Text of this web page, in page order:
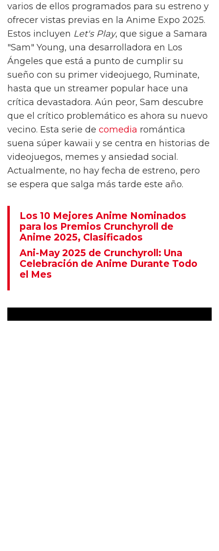
varios de ellos programados para su estreno y
ofrecer vistas previas en la Anime Expo 2025.
Estos incluyen Let's Play, que sigue a Samara
"Sam" Young, una desarrolladora en Los
Ángeles que está a punto de cumplir su
sueño con su primer videojuego, Ruminate,
hasta que un streamer popular hace una
crítica devastadora. Aún peor, Sam descubre
que el crítico problemático es ahora su nuevo
vecino. Esta serie de comedia romántica
suena súper kawaii y se centra en historias de
videojuegos, memes y ansiedad social.
Actualmente, no hay fecha de estreno, pero
se espera que salga más tarde este año.
Los 10 Mejores Anime Nominados
para los Premios Crunchyroll de
Anime 2025, Clasificados
Ani-May 2025 de Crunchyroll: Una
Celebración de Anime Durante Todo
el Mes